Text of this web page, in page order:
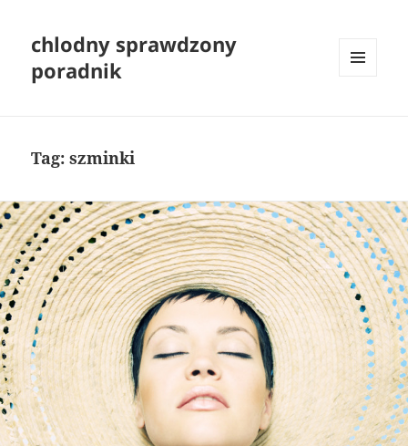
chlodny sprawdzony
poradnik
Tag:szminki